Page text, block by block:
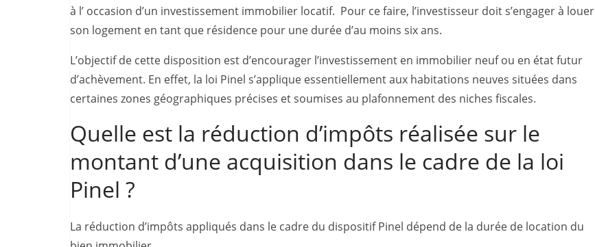
à l’ occasion d’un investissement immobilier locatif. Pour ce faire, l’investisseur doit s’engager à louer
son logement en tant que résidence pour une durée d’au moins six ans.
L’objectif de cette disposition est d’encourager l’investissement en immobilier neuf ou en état futur
d’achèvement. En effet, la loi Pinel s’applique essentiellement aux habitations neuves situées dans
certaines zones géographiques précises et soumises au plafonnement des niches fiscales.
Quelle est la réduction d’impôts réalisée sur le
montant d’une acquisition dans le cadre de la loi
Pinel ?
La réduction d’impôts appliqués dans le cadre du dispositif Pinel dépend de la durée de location du